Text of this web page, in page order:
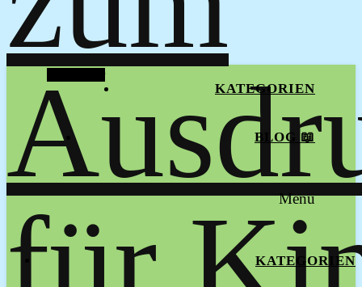
KATEGORIEN
BLOG 📖
Menu
KATEGORIEN